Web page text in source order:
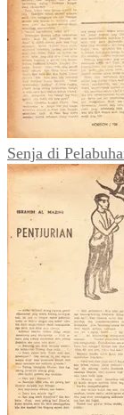
Senja di